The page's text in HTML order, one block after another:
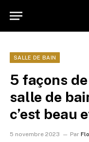
SALLE DE BAIN
5 façons
salle de
c’est beau
5 novembre 2023 Par